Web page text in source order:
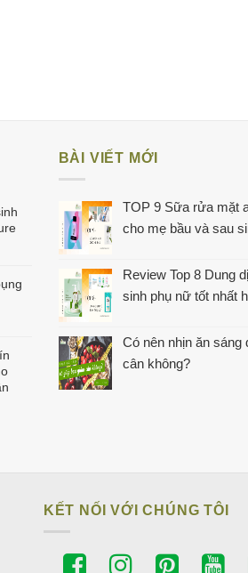
BÀI VIẾT MỚI
TOP 9 Sữa rửa mặt
cho mẹ bầu và sau
Review Top 8 Dung
sinh phụ nữ tốt nhất
Có nên nhịn ăn sáng
cân không?
KẾT NỐI VỚI CHÚNG TÔI